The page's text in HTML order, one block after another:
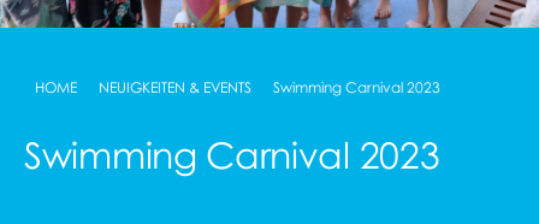
HOME NEUIGKEITEN & EVENTS Swimming Carnival 2023
Swimming Carnival 2023